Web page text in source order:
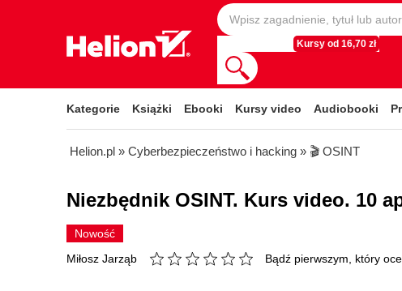
Kursy od 16,70 zł
Kategorie Książki Ebooki Kursy video Audiobooki
Helion.pl » Cyberbezpieczeństwo i hacking » 🎬 OSINT
Niezbędnik OSINT. Kurs video. 10
Nowość
Miłosz Jarząb
Bądź pierwszym, który